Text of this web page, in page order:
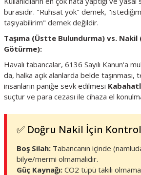
burasıdır. "Ruhsat yok" demek,
taşıyabilirim" demek değildir.
Taşıma (Üstte Bulundurma) vs.
Götürme):
Havalı tabancalar, 6136 Sayılı Kanun'a
da, halka açık alanlarda belde taşınması,
insanların paniğe sevk edilmesi
suçtur ve para cezası ile cihaza el
✅ Doğru Nakil İçin
Boş Silah: Tabancanın içinde
bilye/mermi olmamalıdır.
Güç Kaynağı: CO2 tüpü takılı